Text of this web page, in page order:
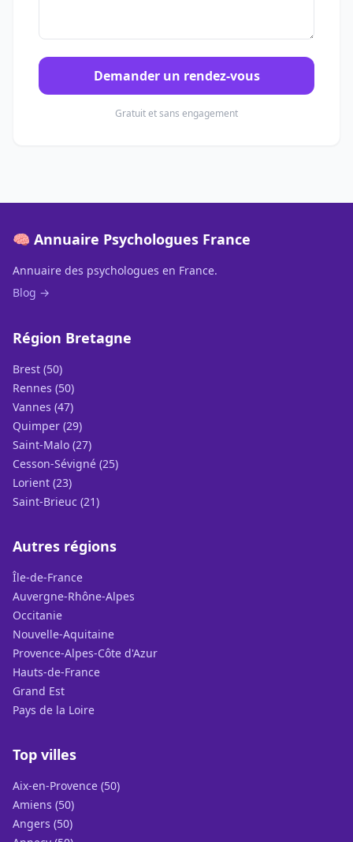
Demander un rendez-vous
Gratuit et sans engagement
🧠 Annuaire Psychologues France
Annuaire des psychologues en France.
Blog →
Région Bretagne
Brest (50)
Rennes (50)
Vannes (47)
Quimper (29)
Saint-Malo (27)
Cesson-Sévigné (25)
Lorient (23)
Saint-Brieuc (21)
Autres régions
Île-de-France
Auvergne-Rhône-Alpes
Occitanie
Nouvelle-Aquitaine
Provence-Alpes-Côte d'Azur
Hauts-de-France
Grand Est
Pays de la Loire
Top villes
Aix-en-Provence (50)
Amiens (50)
Angers (50)